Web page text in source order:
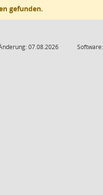
gefunden.
07.08.2026
Software: